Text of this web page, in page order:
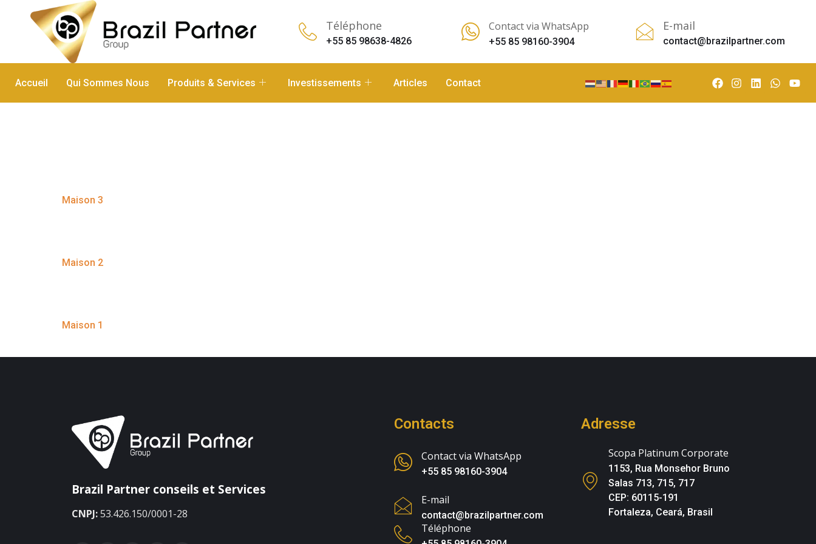
Téléphone
+55 85 98638-4826
Contact via WhatsApp
+55 85 98160-3904
E-mail
contact@brazilpartner.com
Accueil Qui Sommes Nous Produits & Services Investissements Articles Contact
Maison 3
Maison 2
Maison 1
Brazil Partner conseils et Services
CNPJ:53.426.150/0001-28
Contacts
Contact via WhatsApp
+55 85 98160-3904
E-mail
contact@brazilpartner.com
Adresse
Scopa Platinum Corporate
1153, Rua Monsehor Bruno
Salas 713, 715, 717
CEP: 60115-191
Fortaleza, Ceará, Brasil
Téléphone